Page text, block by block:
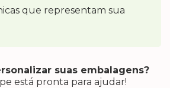
que representam sua
suas embalagens?
está pronta para ajudar!